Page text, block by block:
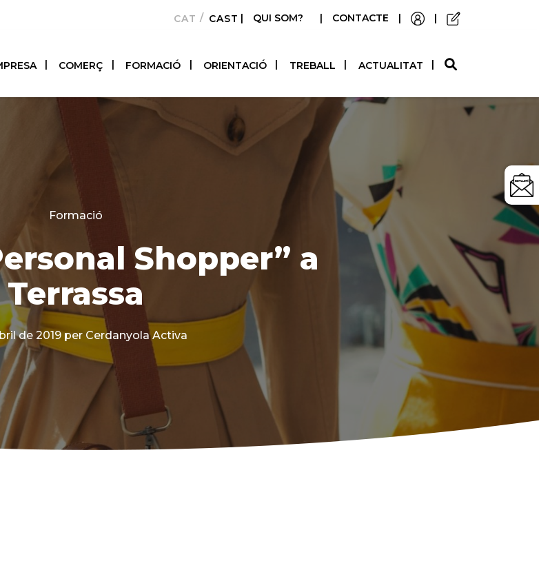
CATALÀCASTELLANO
| QUI SOM? | CONTACTE | |
COMERÇ FORMACIÓ ORIENTACIÓ TREBALL ACTUALITAT
Categories
Formació
Shopper” a
Terrassa
de 2019 per Cerdanyola Activa